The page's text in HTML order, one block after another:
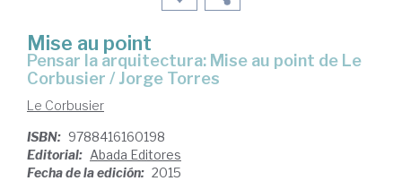
Mise au point
Pensar la arquitectura: Mise au point de Le
Corbusier / Jorge Torres
Le Corbusier
ISBN: 9788416160198
Editorial: Abada Editores
Fecha de la edición: 2015